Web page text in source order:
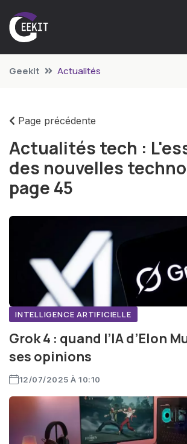
Geekit Actualités
Page précédente
Actualités tech :
des nouvelles
page 45
INTELLIGENCE ARTIFICIELLE
Grok 4 : quand l’IA d’Elon
ses opinions
12/07/2025 À 10:10